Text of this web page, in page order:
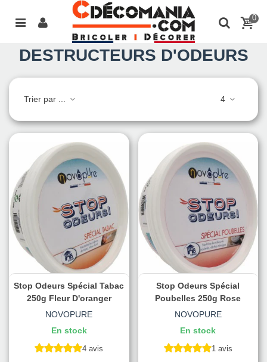
0
DESTRUCTEURS D'ODEURS
Trier par ... 4
Stop Odeurs Spécial Tabac
250g Fleur D'oranger
NOVOPURE
En stock
4 avis
Stop Odeurs Spécial
Poubelles 250g Rose
NOVOPURE
En stock
1 avis